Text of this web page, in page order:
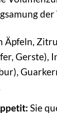
Äpfeln,
Gerste),
Sie